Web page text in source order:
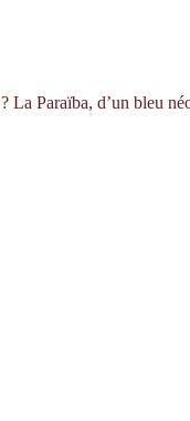
Paraïba, d’un bleu